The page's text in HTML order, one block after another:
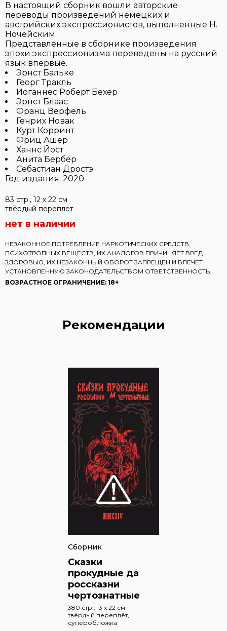
В настоящий сборник вошли авторские
переводы произведений немецких и
австрийских экспрессионистов, выполненные Н.
Ночейским.
Представленные в сборнике произведения
эпохи экспрессионизма переведены на русский
язык впервые.
Эрнст Бальке
Георг Тракль
Иоганнес Роберт Бехер
Эрнст Блаас
Франц Верфель
Генрих Новак
Курт Корринт
Фриц Ашер
Ханнс Йост
Анита Бербер
Себастиан Дростэ
Год издания: 2020
83 стр., 12 x 22 см
твёрдый переплёт
нет в наличии
НЕЗАКОННОЕ ПОТРЕБЛЕНИЕ НАРКОТИЧЕСКИХ СРЕДСТВ,
ПСИХОТРОПНЫХ ВЕЩЕСТВ, ИХ АНАЛОГОВ ПРИЧИНЯЕТ ВРЕД
ЗДОРОВЬЮ, ИХ НЕЗАКОННЫЙ ОБОРОТ ЗАПРЕЩЕН И ВЛЕЧЕТ
УСТАНОВЛЕННУЮ ЗАКОНОДАТЕЛЬСТВОМ ОТВЕТСТВЕННОСТЬ.
ВОЗРАСТНОЕ ОГРАНИЧЕНИЕ: 18+
Рекомендации
Сборник
Сказки
прокудные да
россказни
чертознатные
380 стр., 13 x 22 см
твёрдый переплёт,
суперобложка